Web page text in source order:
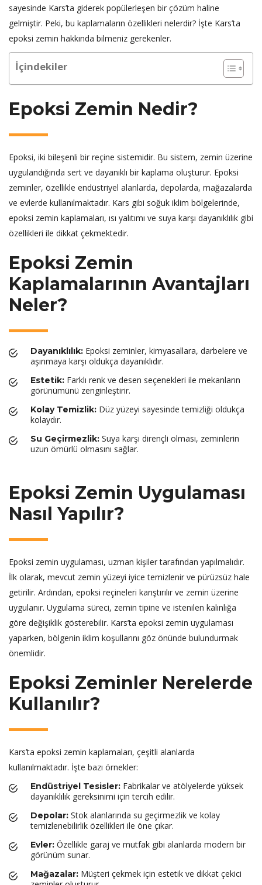
sayesinde Kars’ta giderek popülerleşen bir çözüm haline
gelmiştir. Peki, bu kaplamaların özellikleri nelerdir? İşte Kars’ta
epoksi zemin hakkında bilmeniz gerekenler.
İçindekiler
Epoksi Zemin Nedir?
Epoksi, iki bileşenli bir reçine sistemidir. Bu sistem, zemin üzerine
uygulandığında sert ve dayanıklı bir kaplama oluşturur. Epoksi
zeminler, özellikle endüstriyel alanlarda, depolarda, mağazalarda
ve evlerde kullanılmaktadır. Kars gibi soğuk iklim bölgelerinde,
epoksi zemin kaplamaları, ısı yalıtımı ve suya karşı dayanıklılık gibi
özellikleri ile dikkat çekmektedir.
Epoksi Zemin
Kaplamalarının Avantajları
Neler?
Dayanıklılık: Epoksi zeminler, kimyasallara, darbelere ve
aşınmaya karşı oldukça dayanıklıdır.
Estetik: Farklı renk ve desen seçenekleri ile mekanların
görünümünü zenginleştirir.
Kolay Temizlik: Düz yüzeyi sayesinde temizliği oldukça
kolaydır.
Su Geçirmezlik: Suya karşı dirençli olması, zeminlerin
uzun ömürlü olmasını sağlar.
Epoksi Zemin Uygulaması
Nasıl Yapılır?
Epoksi zemin uygulaması, uzman kişiler tarafından yapılmalıdır.
İlk olarak, mevcut zemin yüzeyi iyice temizlenir ve pürüzsüz hale
getirilir. Ardından, epoksi reçineleri karıştırılır ve zemin üzerine
uygulanır. Uygulama süreci, zemin tipine ve istenilen kalınlığa
göre değişiklik gösterebilir. Kars’ta epoksi zemin uygulaması
yaparken, bölgenin iklim koşullarını göz önünde bulundurmak
önemlidir.
Epoksi Zeminler Nerelerde
Kullanılır?
Kars’ta epoksi zemin kaplamaları, çeşitli alanlarda
kullanılmaktadır. İşte bazı örnekler:
Endüstriyel Tesisler: Fabrikalar ve atölyelerde yüksek
dayanıklılık gereksinimi için tercih edilir.
Depolar: Stok alanlarında su geçirmezlik ve kolay
temizlenebilirlik özellikleri ile öne çıkar.
Evler: Özellikle garaj ve mutfak gibi alanlarda modern bir
görünüm sunar.
Mağazalar: Müşteri çekmek için estetik ve dikkat çekici